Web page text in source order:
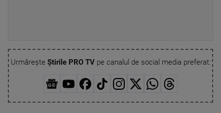
Urmărește Știrile PRO TVpe canalul de social media preferat: